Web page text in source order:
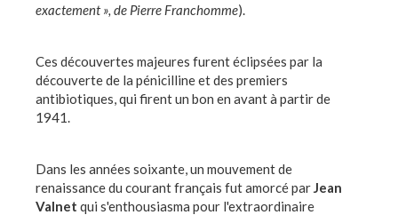
exactement », de Pierre Franchomme).
Ces découvertes majeures furent éclipsées par la
découverte de la pénicilline et des premiers
antibiotiques, qui firent un bon en avant à partir de
1941.
Dans les années soixante, un mouvement de
renaissance du courant français fut amorcé parJean
Valnet qui s'enthousiasma pour l'extraordinaire